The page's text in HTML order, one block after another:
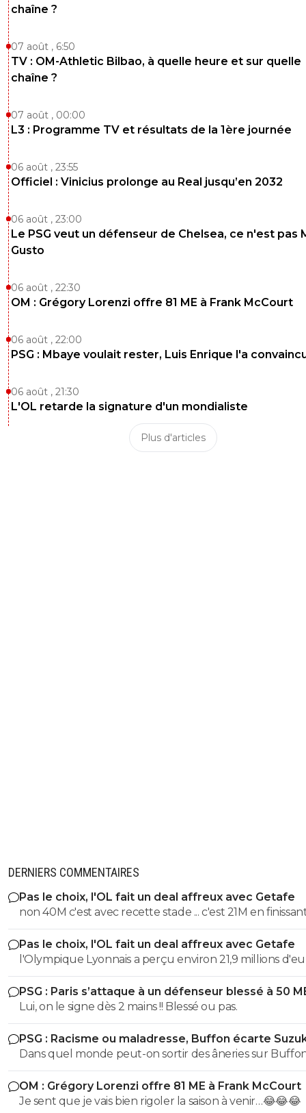
chaîne ?
07 août , 6:50
TV : OM-Athletic Bilbao, à quelle heure et sur quelle
chaîne ?
07 août , 00:00
L3 : Programme TV et résultats de la 1ère journée
06 août , 23:55
Officiel : Vinicius prolonge au Real jusqu’en 2032
06 août , 23:00
Le PSG veut un défenseur de Chelsea, ce n'est pas
Gusto
06 août , 22:30
OM : Grégory Lorenzi offre 81 ME à Frank McCourt
06 août , 22:00
PSG : Mbaye voulait rester, Luis Enrique l'a
06 août , 21:30
L'OL retarde la signature d'un mondialiste
Plus d'articles
DERNIERS COMMENTAIRES
Pas le choix, l'OL fait un deal affreux avec Getafe
non 40M c'est avec recette stade ... c'est 21M en
et en sortant en 8eme alors que marseile c'est 53M
recette uefa
Pas le choix, l'OL fait un deal affreux avec Getafe
l'Olympique Lyonnais a perçu environ 21,9 millions
droits TV et de primes versés directement par l'UEFA
finissant 1er des poules et en sortant en 8eme. contre
pour marseille en ldc en etant sortie direct Le montant des
40M de 2025/2026 c'est avec la billetterie et recette
PSG : Paris s’attaque à un défenseur blessé à 50
Lui, on le signe dès 2 mains !! Blessé ou pas.
PSG : Racisme ou maladresse, Buffon écarte
Dans quel monde peut-on sortir des âneries sur
dire qu'il est raciste? Buffon connait très bien Suzuki ce
dernier évoluant Parme, l'un de sclubs cher à Buffon
(puisqu'il y a débuté). Vous ne vous dites juste pas qu'il
OM : Grégory Lorenzi offre 81 ME à Frank McCourt
Je sent que je vais bien rigoler la saison à venir…😂😂😂